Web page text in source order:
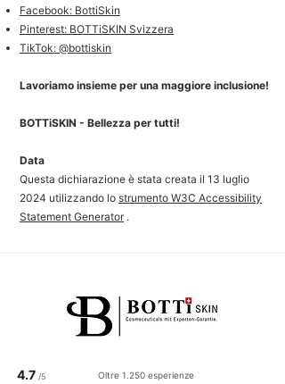
Facebook: BottiSkin
Pinterest: BOTTiSKIN Svizzera
TikTok: @bottiskin
Lavoriamo insieme per una maggiore inclusione!
BOTTiSKIN - Bellezza per tutti!
Data
Questa dichiarazione è stata creata il 13 luglio
2024 utilizzando lo strumento W3C Accessibility
Statement Generator.
4.7 /5 Oltre 1.250 esperienze